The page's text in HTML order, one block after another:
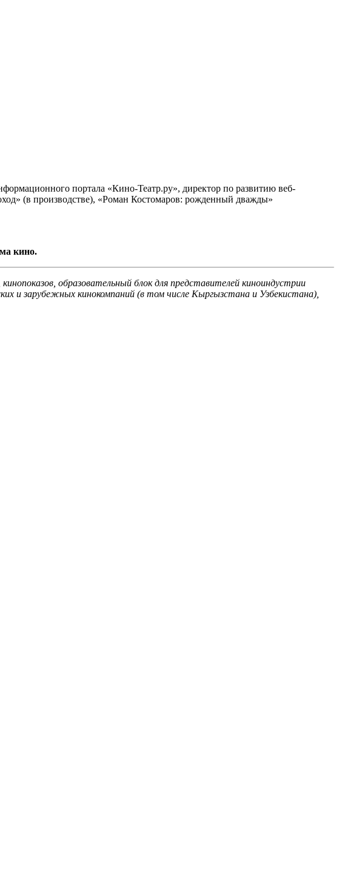
портала «Кино-Театр.ру», директор по развитию веб-
(в производстве), «Роман Костомаров: рожденный дважды»
кино.
образовательный блок для представителей киноиндустрии
и зарубежных кинокомпаний (в том числе Кыргызстана и Узбекистана),